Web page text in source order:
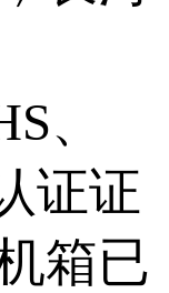
、
证证
箱已